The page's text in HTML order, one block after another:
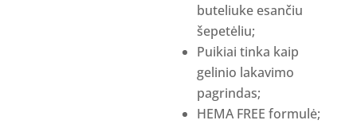
buteliuke esančiu
šepetėliu;
Puikiai tinka kaip
gelinio lakavimo
pagrindas;
HEMA FREE formulė;